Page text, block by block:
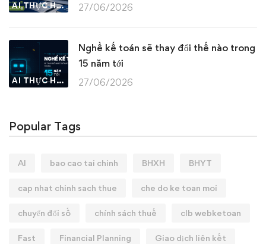
AI THỰC HÀNH 27/06/2026
AI THỰC HÀNH
Nghề kế toán sẽ thay đổi thế nào trong
15 năm tới
27/06/2026
Popular Tags
AI bao cao tai chinh BHXH BHYT
cap nhat chinh sach thue che do ke toan moi
chuyển đổi số chính sách thuế clb webketoan
Fast Financial Planning Giao dịch liên kết